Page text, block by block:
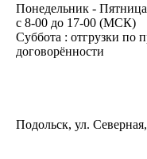
Понедельник -
c 8-00 до 17-00 (МСК)
Суббота : отгрузки по
договорённости
Подольск, ул.